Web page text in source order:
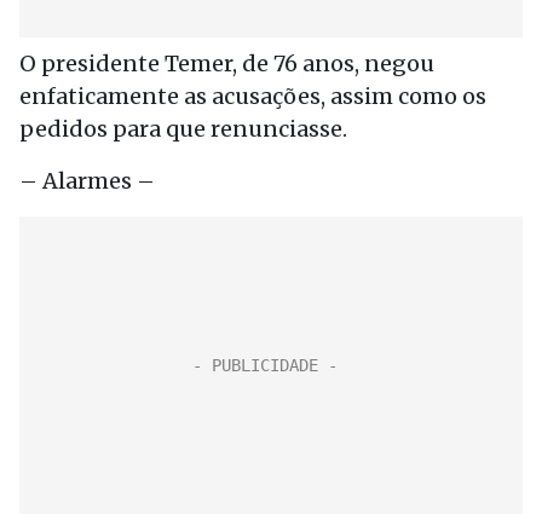
O presidente Temer, de 76 anos, negou
enfaticamente as acusações, assim como os
pedidos para que renunciasse.
– Alarmes –